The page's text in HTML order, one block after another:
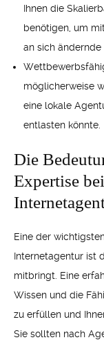
Ihnen die
benötigen, um
an sich ändernde
möglicherweise
eine lokale
entlasten könnte.
Die
Expertise
Eine der
Internetagentur ist
mitbringt. Eine
Wissen und die
zu erfüllen und
Sie sollten nach